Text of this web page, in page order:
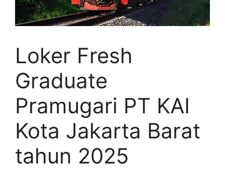
Loker Fresh
Graduate
Pramugari PT KAI
Kota Jakarta Barat
tahun 2025